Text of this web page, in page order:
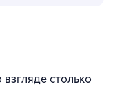
столько